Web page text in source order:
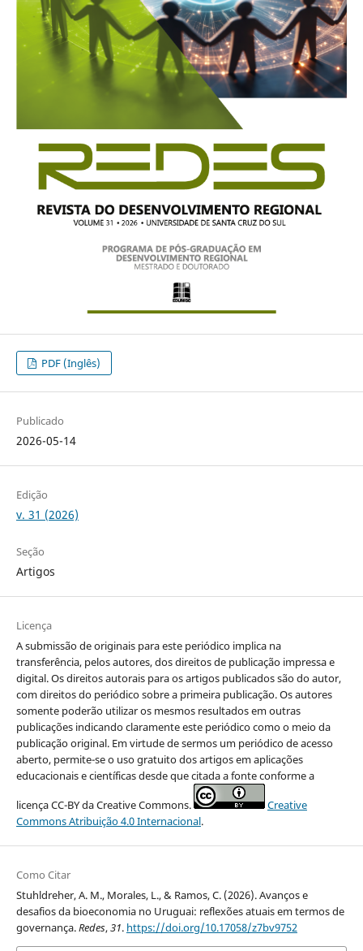
PDF (Inglês)
Publicado
2026-05-14
Edição
v. 31 (2026)
Seção
Artigos
Licença
A submissão de originais para este periódico implica na
transferência, pelos autores, dos direitos de publicação impressa e
digital. Os direitos autorais para os artigos publicados são do autor,
com direitos do periódico sobre a primeira publicação. Os autores
somente poderão utilizar os mesmos resultados em outras
publicações indicando claramente este periódico como o meio da
publicação original. Em virtude de sermos um periódico de acesso
aberto, permite-se o uso gratuito dos artigos em aplicações
educacionais e científicas desde que citada a fonte conforme a
licença CC-BY da Creative Commons.
Creative
Commons Atribuição 4.0 Internacional.
Como Citar
Stuhldreher, A. M., Morales, L., & Ramos, C. (2026). Avanços e
desafios da bioeconomia no Uruguai: reflexões atuais em termos de
governança.Redes,31. https://doi.org/10.17058/z7bv9752